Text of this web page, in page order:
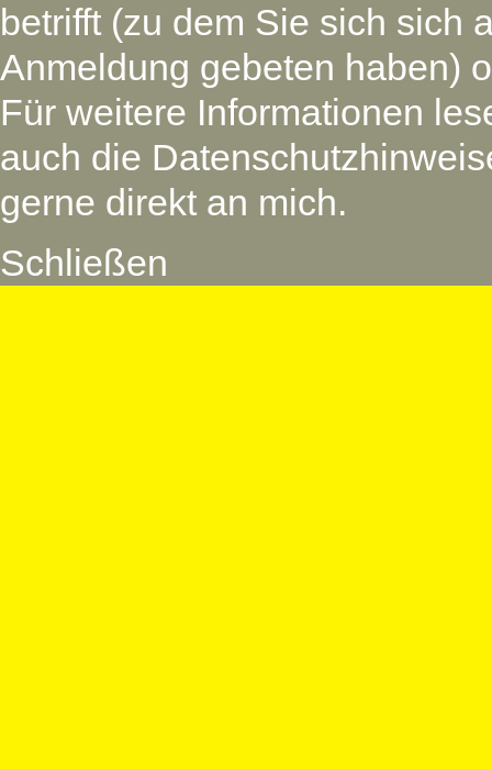
betrifft (zu dem Sie sich sich
Anmeldung gebeten haben)
Für weitere Informationen
auch die
gerne direkt an mich.
Schließen